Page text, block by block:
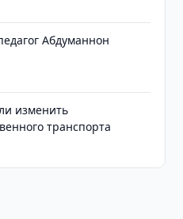
Абдуманнон
изменить
транспорта